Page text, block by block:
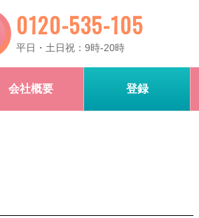
0120-535-105
平日・土日祝：9時-20時
会社概要 登録